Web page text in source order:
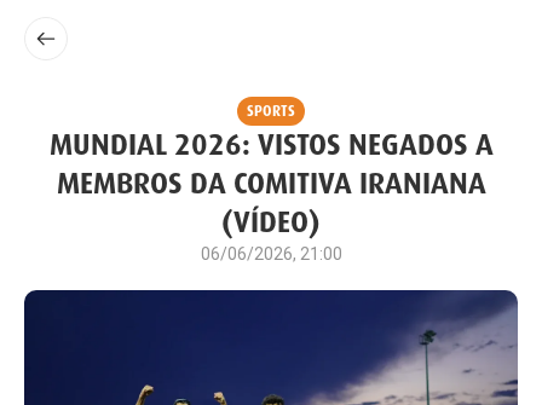
SPORTS
MUNDIAL 2026: VISTOS NEGADOS A
MEMBROS DA COMITIVA IRANIANA
(VÍDEO)
06/06/2026, 21:00